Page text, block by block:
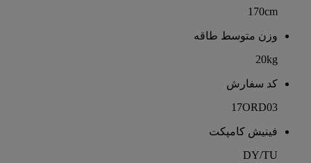
170cm
وزن متوسط طاقه
20kg
کد سفارش
17ORD03
فینیش کامپکت
DY/TU